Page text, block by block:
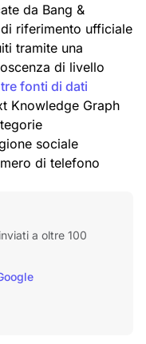
da Bang &
riferimento ufficiale
tramite una
di livello
fonti di dati
Knowledge Graph
sociale
di telefono
a oltre 100